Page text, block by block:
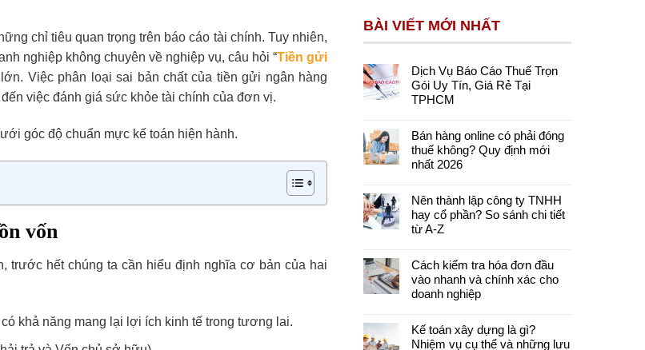
chỉ tiêu quan trọng trên báo cáo tài chính. Tuy nhiên,
nghiệp không chuyên về nghiệp vụ, câu hỏi “Tiền gửi
Việc phân loại sai bản chất của tiền gửi ngân hàng
việc đánh giá sức khỏe tài chính của đơn vị.
góc độ chuẩn mực kế toán hiện hành.
vốn
trước hết chúng ta cần hiểu định nghĩa cơ bản của hai
khả năng mang lại lợi ích kinh tế trong tương lai.
BÀI VIẾT MỚI NHẤT
Dịch Vụ Báo Cáo Thuế Trọn
Gói Uy Tín, Giá Rẻ Tại
TPHCM
Bán hàng online có phải đóng
thuế không? Quy định mới
nhất 2026
Nên thành lập công ty TNHH
hay cổ phần? So sánh chi tiết
từ A-Z
Cách kiểm tra hóa đơn đầu
vào nhanh và chính xác cho
doanh nghiệp
Kế toán xây dựng là gì?
Nhiệm vụ cụ thể và những lưu